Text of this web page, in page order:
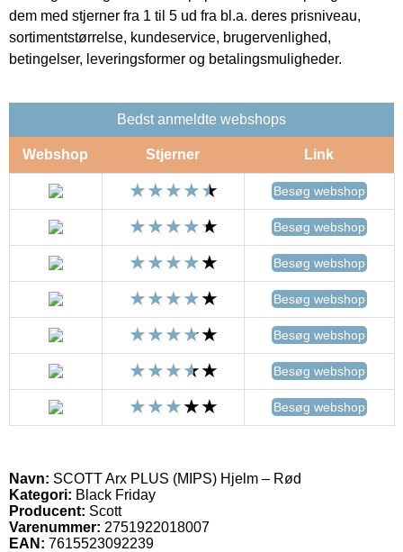
dem med stjerner fra 1 til 5 ud fra bl.a. deres prisniveau,
sortimentstørrelse, kundeservice, brugervenlighed,
betingelser, leveringsformer og betalingsmuligheder.
Bedst anmeldte webshops
Webshop Stjerner Link
Besøg webshop
Besøg webshop
Besøg webshop
Besøg webshop
Besøg webshop
Besøg webshop
Besøg webshop
Navn: SCOTT Arx PLUS (MIPS) Hjelm – Rød
Kategori: Black Friday
Producent: Scott
Varenummer: 2751922018007
EAN: 7615523092239